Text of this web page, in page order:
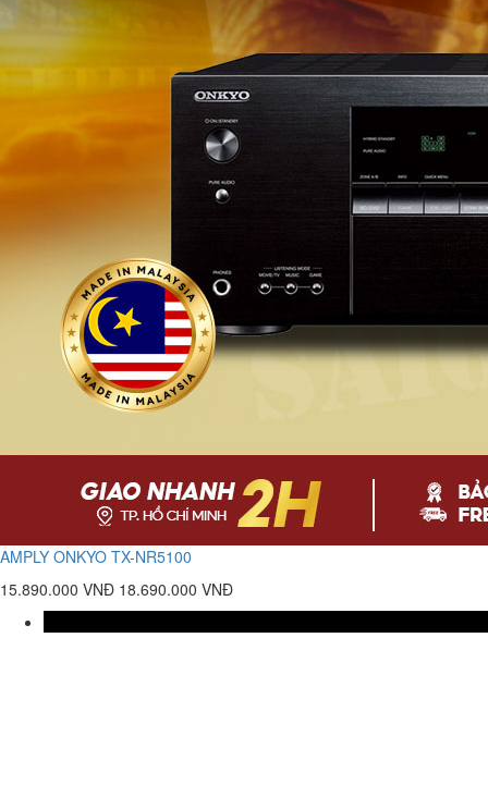
AMPLY ONKYO TX-NR5100
15.890.000 VNĐ 18.690.000 VNĐ